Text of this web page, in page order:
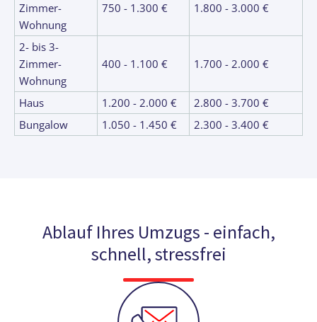
Zimmer-
Wohnung
750 - 1.300 € 1.800 - 3.000 €
2- bis 3-
Zimmer-
Wohnung
400 - 1.100 € 1.700 - 2.000 €
Haus 1.200 - 2.000 €
2.800 - 3.700 €
Bungalow
1.050 - 1.450 € 2.300 - 3.400 €
Ablauf Ihres Umzugs - einfach,
schnell, stressfrei